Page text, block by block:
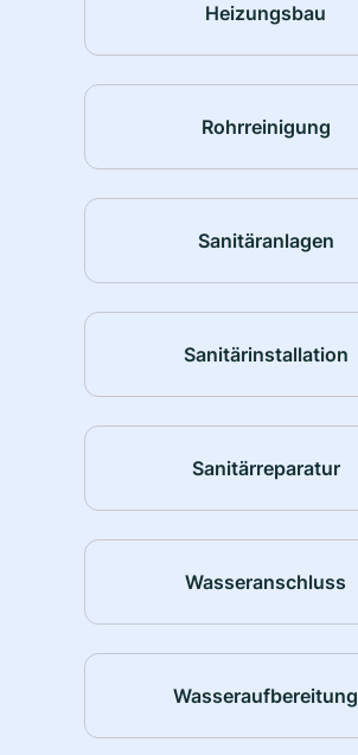
Heizungsbau
Rohrreinigung
Sanitäranlagen
Sanitärinstallation
Sanitärreparatur
Wasseranschluss
Wasseraufbereitung